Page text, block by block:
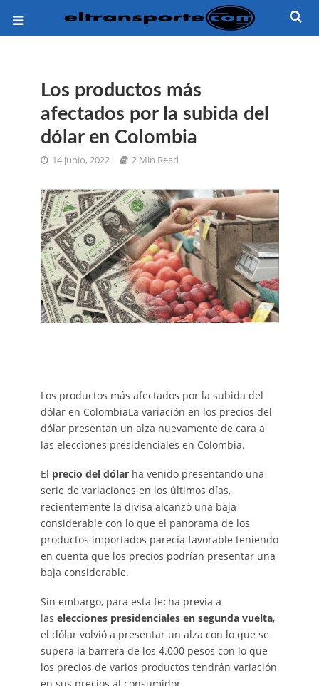
Los productos más
afectados por la subida del
dólar en Colombia
14 junio, 2022 2 Min Read
Los productos más afectados por la subida del
dólar en ColombiaLa variación en los precios del
dólar presentan un alza nuevamente de cara a
las elecciones presidenciales en Colombia.
El precio del dólar ha venido presentando una
serie de variaciones en los últimos días,
recientemente la divisa alcanzó una baja
considerable con lo que el panorama de los
productos importados parecía favorable teniendo
en cuenta que los precios podrían presentar una
baja considerable.
Sin embargo, para esta fecha previa a
las elecciones presidenciales en segunda vuelta,
el dólar volvió a presentar un alza con lo que se
supera la barrera de los 4.000 pesos con lo que
los precios de varios productos tendrán variación